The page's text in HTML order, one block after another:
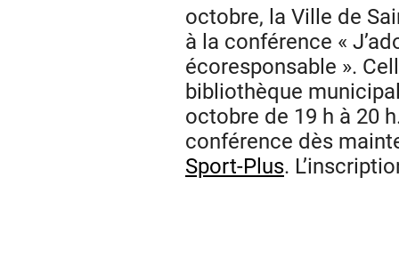
octobre, la Ville de
à la conférence «
écoresponsable ».
bibliothèque
octobre de 19 h à 20
conférence dès
Sport-Plus.